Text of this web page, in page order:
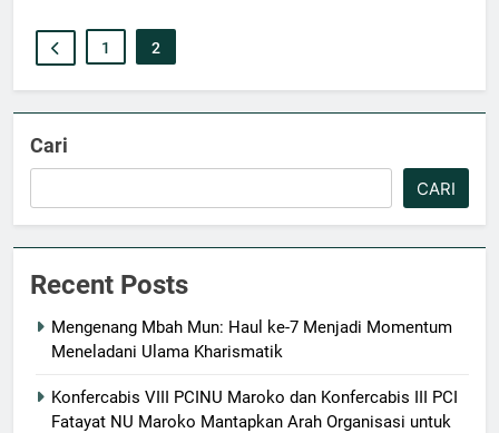
1 2
Cari
CARI
Recent Posts
Mengenang Mbah Mun: Haul ke-7 Menjadi Momentum
Meneladani Ulama Kharismatik
Konfercabis VIII PCINU Maroko dan Konfercabis III PCI
Fatayat NU Maroko Mantapkan Arah Organisasi untuk